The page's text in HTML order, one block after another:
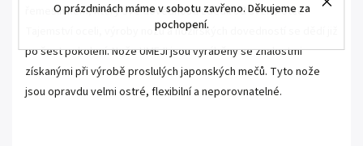
O prázdninách máme v sobotu zavřeno. Děkujeme za
pochopení.
řemeslníkem, který své dovednosti zdědil od svého otce.
Tajemství oceli, výroby nožů a nožířských dovedností se dědí již
po šest pokolení. Nože UMEJI jsou vyráběny se znalostmi
získanými při výrobě proslulých japonských mečů. Tyto nože
jsou opravdu velmi ostré, flexibilní a neporovnatelné.